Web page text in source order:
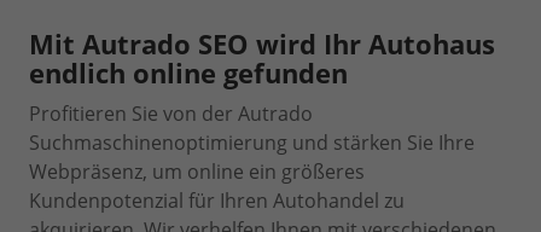
Mit Autrado SEO wird Ihr Autohaus
endlich online gefunden
Profitieren Sie von der Autrado
Suchmaschinenoptimierung und stärken Sie Ihre
Webpräsenz, um online ein größeres
Kundenpotenzial für Ihren Autohandel zu